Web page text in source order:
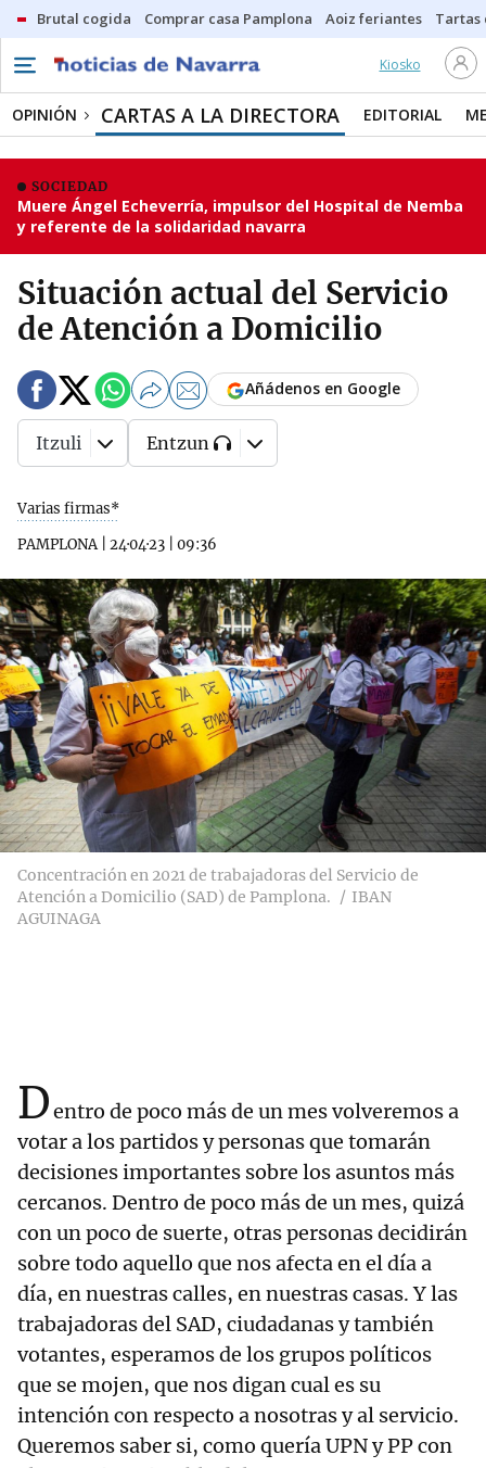
Brutal cogida Comprar casa Pamplona Aoiz feriantes Tartas
Kiosko
OPINIÓN CARTAS A LA DIRECTORA EDITORIAL
SOCIEDAD
Muere Ángel Echeverría, impulsor del Hospital de Nemba
y referente de la solidaridad navarra
Situación actual del Servicio
de Atención a Domicilio
Varias firmas*
PAMPLONA| 24·04·23 09:36
Añádenos en Google
Itzuli Entzun
Concentración en 2021 de trabajadoras del Servicio de
Atención a Domicilio (SAD) de Pamplona.
IBAN
AGUINAGA
Dentro de poco más de un mes volveremos a
votar a los partidos y personas que tomarán
decisiones importantes sobre los asuntos más
cercanos. Dentro de poco más de un mes, quizá
con un poco de suerte, otras personas decidirán
sobre todo aquello que nos afecta en el día a
día, en nuestras calles, en nuestras casas. Y las
trabajadoras del SAD, ciudadanas y también
votantes, esperamos de los grupos políticos
que se mojen, que nos digan cual es su
intención con respecto a nosotras y al servicio.
Queremos saber si, como quería UPN y PP con